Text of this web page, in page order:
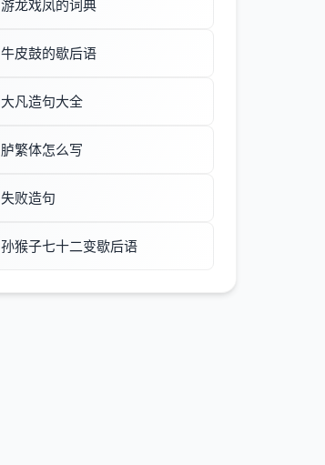
游龙戏凤的词典
牛皮鼓的歇后语
大凡造句大全
胪繁体怎么写
失败造句
孙猴子七十二变歇后语